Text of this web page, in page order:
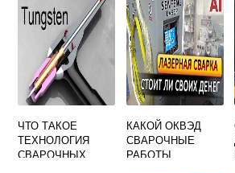
АРГОНОДУГОВОЙ
СВАРКИ
НЕПЛАВЯЩИМСЯ
ЭЛЕКТРОДОМ
ЧТО ТАКОЕ
ТЕХНОЛОГИЯ
СВАРОЧНЫХ
КАКОЙ ОКВЭД
СВАРОЧНЫЕ
РАБОТЫ